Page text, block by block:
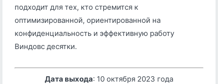
подходит для тех, кто стремится к
оптимизированной, ориентированной на
конфиденциальность и эффективную работу
Виндовс десятки.
Дата выхода: 10 октября 2023 года